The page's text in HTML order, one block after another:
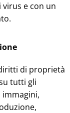
e con un
di proprietà
tutti gli
immagini,